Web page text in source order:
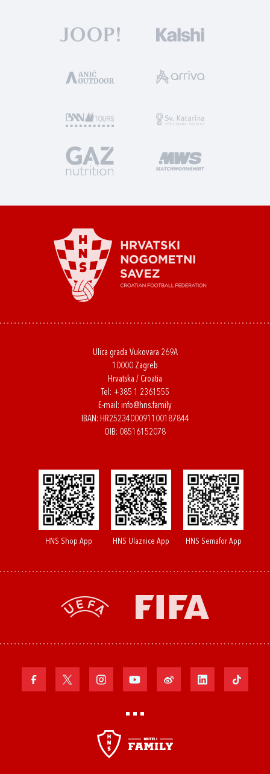
Ulica grada Vukovara 269A
10000 Zagreb
Hrvatska / Croatia
Tel: +385 1 2361555
E-mail: info@hns.family
IBAN: HR2523400091100187844
OIB: 08516152078
HNS Shop App HNS Ulaznice App HNS Semafor App